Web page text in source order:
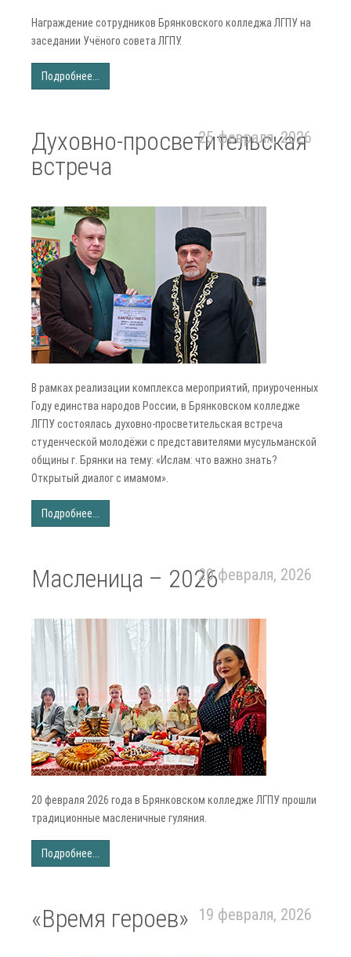
Награждение сотрудников Брянковского колледжа ЛГПУ на
заседании Учёного совета ЛГПУ.
Подробнее...
Духовно-просветительская
встреча
25 февраля, 2026
В рамках реализации комплекса мероприятий, приуроченных
Году единства народов России, в Брянковском колледже
ЛГПУ состоялась духовно-просветительская встреча
студенческой молодёжи с представителями мусульманской
общины г. Брянки на тему: «Ислам: что важно знать?
Открытый диалог с имамом».
Подробнее...
Масленица – 202620 февраля, 2026
20 февраля 2026 года в Брянковском колледже ЛГПУ прошли
традиционные масленичные гуляния.
Подробнее...
«Время героев» 19 февраля, 2026